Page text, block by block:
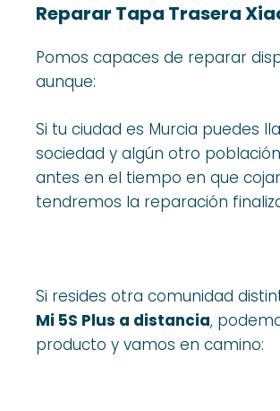
Reparar Tapa Trasera
Pomos capaces de reparar
aunque:
Si tu ciudad es Murcia puedes
sociedad y algún otro
antes en el tiempo en que
tendremos la reparación
Si resides otra comunidad
Mi 5S Plus a distancia,
producto y vamos en camino: